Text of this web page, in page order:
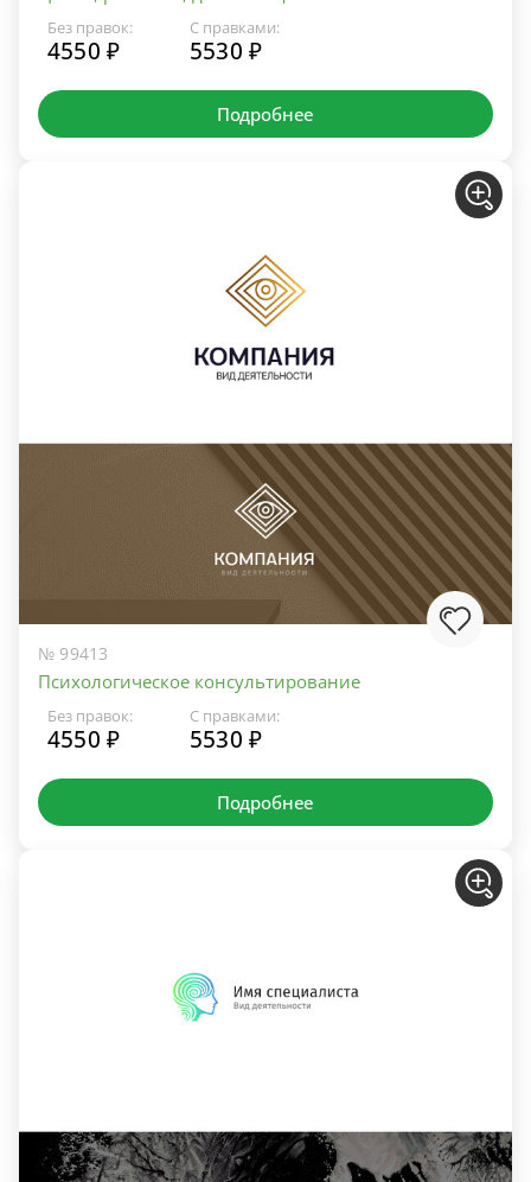
Без правок:
4550 ₽
С правками:
5530 ₽
Подробнее
№ 99413
Психологическое консультирование
Без правок:
4550 ₽
С правками:
5530 ₽
Подробнее